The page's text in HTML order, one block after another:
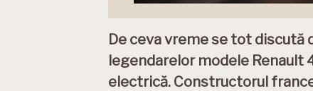
De ceva vreme se tot discută
legendarelor modele Renault
electrică. Constructorul